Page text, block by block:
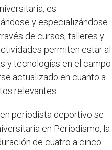
es
y especializándose
de cursos, talleres y
permiten estar al
y tecnologías en el campo
actualizado en cuanto a
relevantes.
periodista deportivo se
en Periodismo, la
de cuatro a cinco